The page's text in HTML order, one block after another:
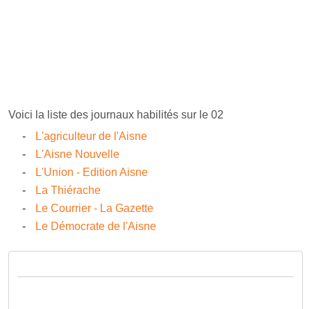
Voici la liste des journaux habilités sur le 02
L'agriculteur de l'Aisne
L'Aisne Nouvelle
L'Union - Edition Aisne
La Thiérache
Le Courrier - La Gazette
Le Démocrate de l'Aisne